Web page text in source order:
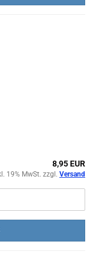
8,95 EUR
19% MwSt. zzgl. Versand